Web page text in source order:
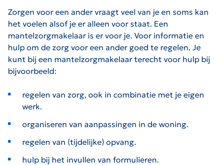
Zorgen voor een ander vraagt veel van je en soms kan
het voelen alsof je er alleen voor staat. Een
mantelzorgmakelaar is er voor je. Voor informatie en
hulp om de zorg voor een ander goed te regelen. Je
kunt bij een mantelzorgmakelaar terecht voor hulp bij
bijvoorbeeld:
regelen van zorg, ook in combinatie met je eigen
werk.
organiseren van aanpassingen in de woning.
regelen van (tijdelijke) opvang.
hulp bij het invullen van formulieren.